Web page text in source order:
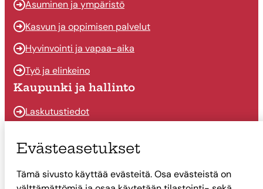
Asuminen ja ympäristö
Kasvun ja oppimisen palvelut
Hyvinvointi ja vapaa-aika
Työ ja elinkeino
Kaupunki ja hallinto
Laskutustiedot
Päätöksenteko
Talous
Evästeasetukset
Tämä sivusto käyttää evästeitä. Osa evästeistä on